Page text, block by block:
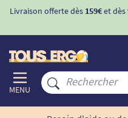
Livraison offerte dès 159€et dès
MENU